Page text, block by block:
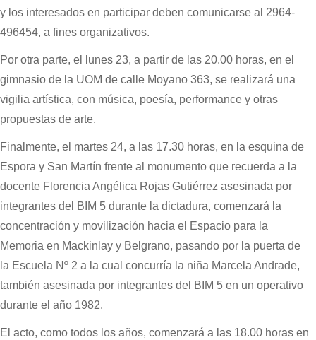
y los interesados en participar deben comunicarse al 2964-
496454, a fines organizativos.
Por otra parte, el lunes 23, a partir de las 20.00 horas, en el
gimnasio de la UOM de calle Moyano 363, se realizará una
vigilia artística, con música, poesía, performance y otras
propuestas de arte.
Finalmente, el martes 24, a las 17.30 horas, en la esquina de
Espora y San Martín frente al monumento que recuerda a la
docente Florencia Angélica Rojas Gutiérrez asesinada por
integrantes del BIM 5 durante la dictadura, comenzará la
concentración y movilización hacia el Espacio para la
Memoria en Mackinlay y Belgrano, pasando por la puerta de
la Escuela Nº 2 a la cual concurría la niña Marcela Andrade,
también asesinada por integrantes del BIM 5 en un operativo
durante el año 1982.
El acto, como todos los años, comenzará a las 18.00 horas en